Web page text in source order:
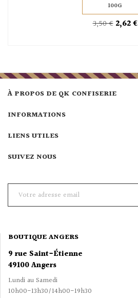
100G
3,50 € 2,62 €
À PROPOS DE QK CONFISERIE
INFORMATIONS
LIENS UTILES
SUIVEZ NOUS
BOUTIQUE ANGERS
9 rue Saint-Étienne
49100 Angers
Lundi au Samedi
10h00-13h30/14h00-19h30